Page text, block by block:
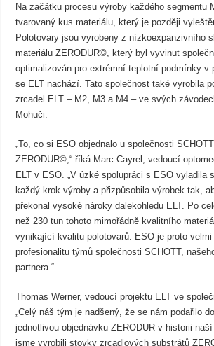
Na začátku procesu výroby každého segmentu
tvarovaný kus materiálu, který je později
Polotovary jsou vyrobeny z nízkoexpanzivního
materiálu ZERODUR©, který byl vyvinut
optimalizován pro extrémní teplotní podmínky v
se ELT nachází. Tato společnost také vyrobila
zrcadel ELT – M2, M3 a M4 – ve svých
Mohuči.
„To, co si ESO objednalo u společnosti
ZERODUR©,“ říká Marc Cayrel, vedoucí
ELT v ESO. „V úzké spolupráci s ESO vyladila
každý krok výroby a přizpůsobila výrobek tak,
překonal vysoké nároky dalekohledu ELT. Po
než 230 tun tohoto mimořádně kvalitního
vynikající kvalitu polotovarů. ESO je proto
profesionalitu týmů společnosti SCHOTT,
partnera.“
Thomas Werner, vedoucí projektu ELT ve
„Celý náš tým je nadšený, že se nám podařilo
jednotlivou objednávku ZERODUR v historii
jsme vyrobili stovky zrcadlových substrátů